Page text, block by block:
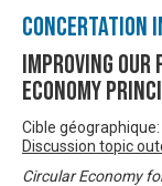
Concertation
Improving
economy
Cible
Discussion topic
Circular Economy